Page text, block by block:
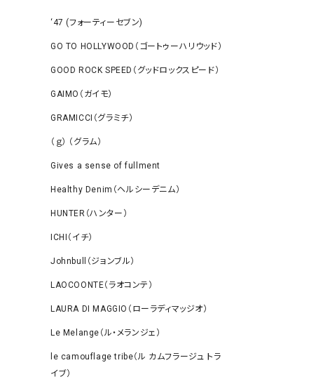
‘47 (フォーティーセブン)
GO TO HOLLYWOOD（ゴートゥーハリウッド）
GOOD ROCK SPEED（グッドロックスピード）
GAIMO（ガイモ）
GRAMICCI（グラミチ）
（ｇ） （グラム）
Gives a sense of fullment
Healthy Denim（ヘルシーデニム）
HUNTER（ハンター）
ICHI（イチ）
Johnbull（ジョンブル）
LAOCOONTE（ラオコンテ）
LAURA DI MAGGIO（ローラディマッジオ）
Le Melange（ル・メランジェ）
le camouflage tribe（ル カムフラージュ トラ
イブ）